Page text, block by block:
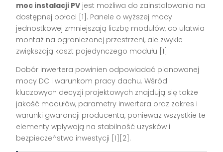
moc instalacji PV jest możliwa do zainstalowania na
dostępnej połaci [1]. Panele o wyższej mocy
jednostkowej zmniejszają liczbę modułów, co ułatwia
montaż na ograniczonej przestrzeni, ale zwykle
zwiększają koszt pojedynczego modułu [1].
Dobór inwertera powinien odpowiadać planowanej
mocy DC i warunkom pracy dachu. Wśród
kluczowych decyzji projektowych znajdują się także
jakość modułów, parametry inwertera oraz zakres i
warunki gwarancji producenta, ponieważ wszystkie te
elementy wpływają na stabilność uzysków i
bezpieczeństwo inwestycji [1][2].